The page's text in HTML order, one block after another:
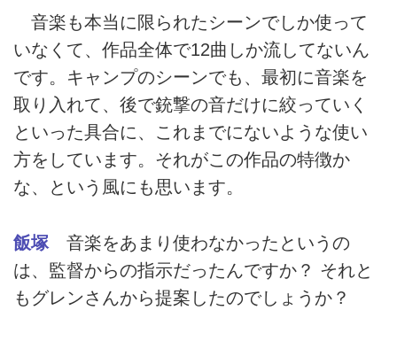
音楽も本当に限られたシーンでしか使って
いなくて、作品全体で12曲しか流してないん
です。キャンプのシーンでも、最初に音楽を
取り入れて、後で銃撃の音だけに絞っていく
といった具合に、これまでにないような使い
方をしています。それがこの作品の特徴か
な、という風にも思います。
飯塚音楽をあまり使わなかったというの
は、監督からの指示だったんですか？ それと
もグレンさんから提案したのでしょうか？